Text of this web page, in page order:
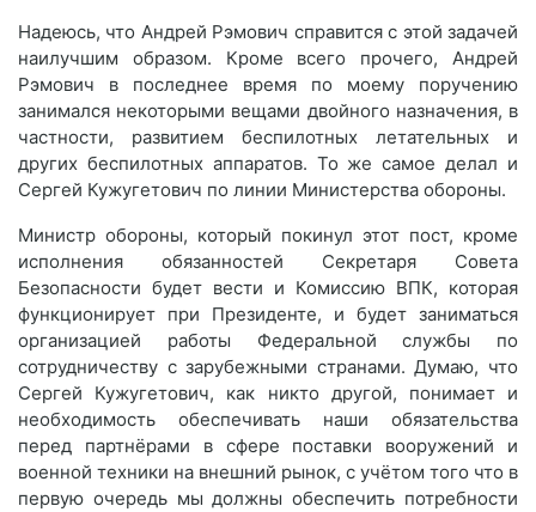
Надеюсь, что Андрей Рэмович справится с этой задачей
наилучшим образом. Кроме всего прочего, Андрей
Рэмович в последнее время по моему поручению
занимался некоторыми вещами двойного назначения, в
частности, развитием беспилотных летательных и
других беспилотных аппаратов. То же самое делал и
Сергей Кужугетович по линии Министерства обороны.
Министр обороны, который покинул этот пост, кроме
исполнения обязанностей Секретаря Совета
Безопасности будет вести и Комиссию ВПК, которая
функционирует при Президенте, и будет заниматься
организацией работы Федеральной службы по
сотрудничеству с зарубежными странами. Думаю, что
Сергей Кужугетович, как никто другой, понимает и
необходимость обеспечивать наши обязательства
перед партнёрами в сфере поставки вооружений и
военной техники на внешний рынок, с учётом того что в
первую очередь мы должны обеспечить потребности